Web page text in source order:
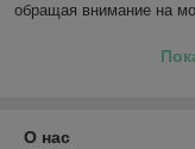
обращая внимание на
О нас